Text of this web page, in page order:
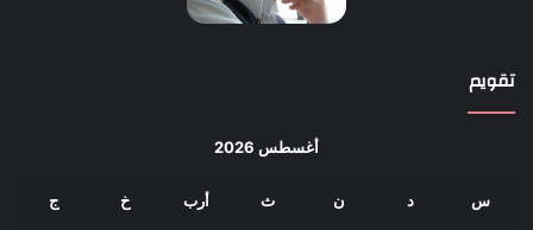
تقويم
أغسطس 2026
س د ن ث أرب خ ج